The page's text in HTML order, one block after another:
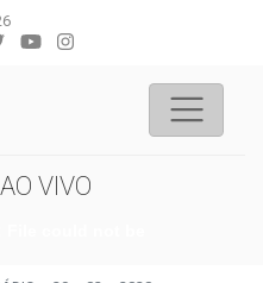
VIVO